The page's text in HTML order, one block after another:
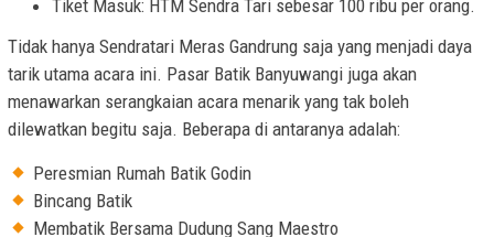
Tiket Masuk: HTM Sendra Tari sebesar 100 ribu per orang.
Tidak hanya Sendratari Meras Gandrung saja yang menjadi daya
tarik utama acara ini. Pasar Batik Banyuwangi juga akan
menawarkan serangkaian acara menarik yang tak boleh
dilewatkan begitu saja. Beberapa di antaranya adalah:
Peresmian Rumah Batik Godin
Bincang Batik
Membatik Bersama Dudung Sang Maestro